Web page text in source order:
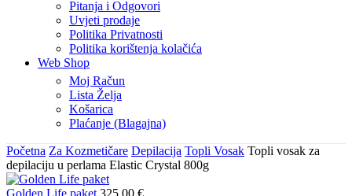
Pitanja i Odgovori
Uvjeti prodaje
Politika Privatnosti
Politika korištenja kolačića
Web Shop
Moj Račun
Lista Želja
Košarica
Plaćanje (Blagajna)
Početna Za Kozmetičare Depilacija Topli Vosak Topli vosak za
depilaciju u perlama Elastic Crystal 800g
Golden Life paket 325,00 €